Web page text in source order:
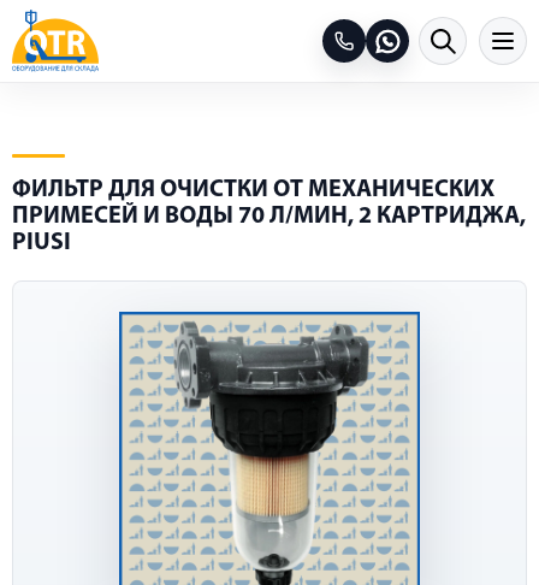
ФИЛЬТР ДЛЯ ОЧИСТКИ ОТ МЕХАНИЧЕСКИХ
ПРИМЕСЕЙ И ВОДЫ 70 Л/МИН, 2 КАРТРИДЖА,
PIUSI